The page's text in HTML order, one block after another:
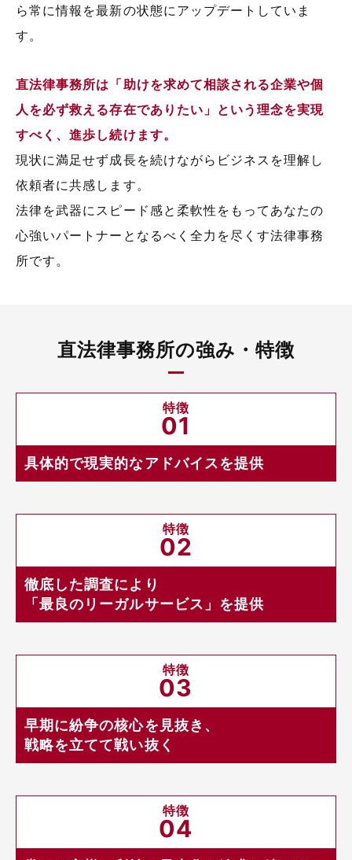
ら常に情報を最新の状態にアップデートしていま
す。
直法律事務所は「助けを求めて相談される企業や個
人を必ず救える存在でありたい」という理念を実現
すべく、進歩し続けます。
現状に満足せず成長を続けながらビジネスを理解し
依頼者に共感します。
法律を武器にスピード感と柔軟性をもってあなたの
心強いパートナーとなるべく全力を尽くす法律事務
所です。
直法律事務所の強み・特徴
特徴
01
具体的で現実的なアドバイスを提供
特徴
02
徹底した調査により
「最良のリーガルサービス」を提供
特徴
03
早期に紛争の核心を見抜き、
戦略を立てて戦い抜く
特徴
04